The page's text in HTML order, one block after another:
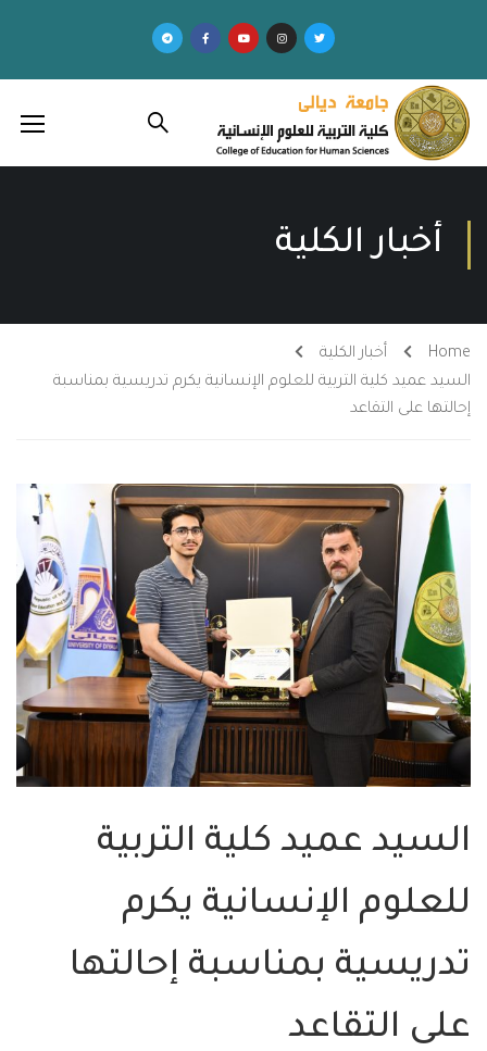
أخبار الكلية
Home
أخبار الكلية
السيد عميد كلية التربية للعلوم الإنسانية يكرم تدريسية بمناسبة
إحالتها على التقاعد
السيد عميد كلية التربية
للعلوم الإنسانية يكرم
تدريسية بمناسبة إحالتها
على التقاعد